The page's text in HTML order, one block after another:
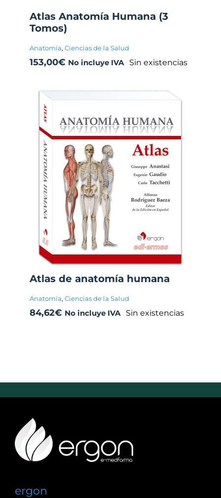
Atlas Anatomía Humana (3
Tomos)
Anatomía, Ciencias de la Salud
153,00€ No incluye IVA Sin existencias
Atlas de anatomía humana
Anatomía, Ciencias de la Salud
84,62€ No incluye IVA Sin existencias
ergon